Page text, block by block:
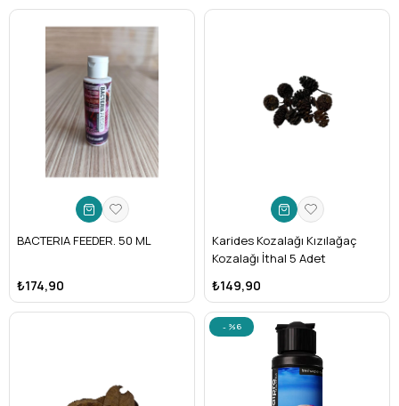
BACTERIA FEEDER. 50 ML
₺174,90
Karides Kozalağı Kızılağaç
Kozalağı İthal 5 Adet
₺149,90
%6